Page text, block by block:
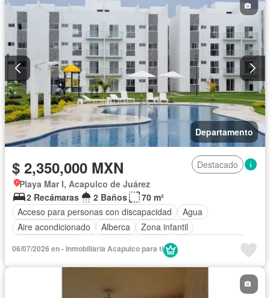
Departamento
$ 2,350,000 MXN
Destacado
Playa Mar I, Acapulco de Juárez
2 Recámaras
2 Baños
70 m²
Acceso para personas con discapacidad
Agua
Aire acondicionado
Alberca
Zona infantil
Caseta de vigilancia
Cocina equipada
Cuarto de Limpieza
Estacionamiento
Parcialmente amueblado
06/07/2026 en - Inmobiliaria Acapulco para ti